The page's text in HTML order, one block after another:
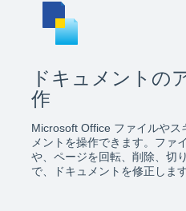
ドキュメントの
作
Microsoft Office ファイルやス
メントを操作できます。ファ
や、ページを回転、削除、切
で、ドキュメントを修正します